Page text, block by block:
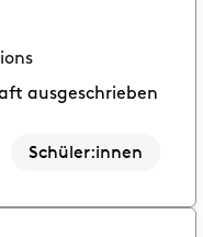
ausgeschrieben
Schüler:innen